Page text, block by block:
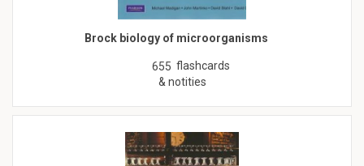
Brock biology of microorganisms
655 flashcards
& notities